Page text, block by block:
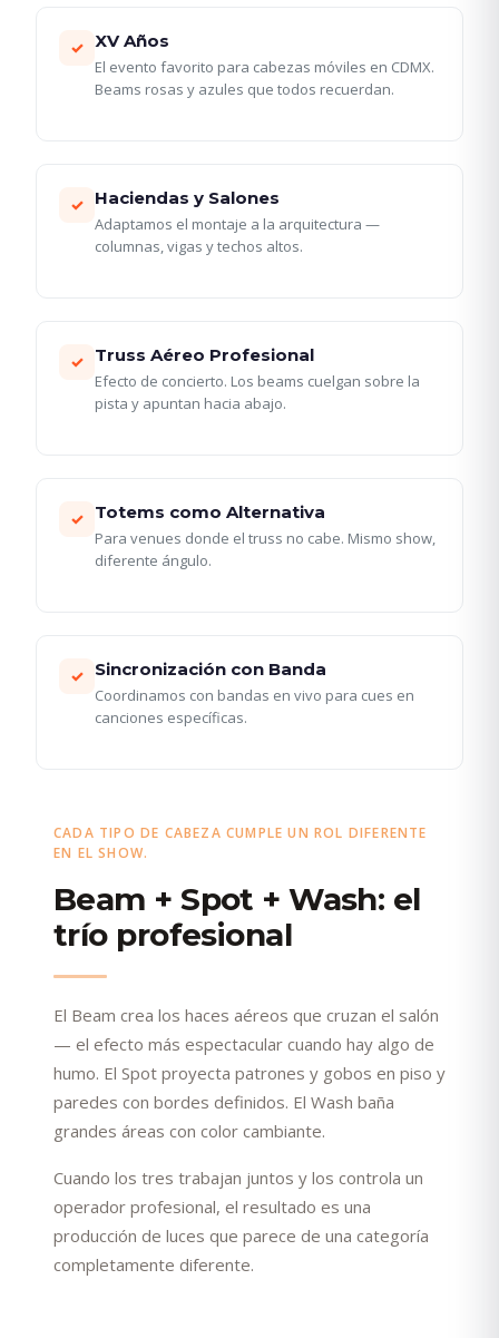
✓ XV Años
El evento favorito para cabezas móviles en CDMX.
Beams rosas y azules que todos recuerdan.
✓ Haciendas y Salones
Adaptamos el montaje a la arquitectura —
columnas, vigas y techos altos.
✓ Truss Aéreo Profesional
Efecto de concierto. Los beams cuelgan sobre la
pista y apuntan hacia abajo.
✓ Totems como Alternativa
Para venues donde el truss no cabe. Mismo show,
diferente ángulo.
✓ Sincronización con Banda
Coordinamos con bandas en vivo para cues en
canciones específicas.
CADA TIPO DE CABEZA CUMPLE UN ROL DIFERENTE
EN EL SHOW.
Beam + Spot + Wash: el
trío profesional
El Beam crea los haces aéreos que cruzan el salón
— el efecto más espectacular cuando hay algo de
humo. El Spot proyecta patrones y gobos en piso y
paredes con bordes definidos. El Wash baña
grandes áreas con color cambiante.
Cuando los tres trabajan juntos y los controla un
operador profesional, el resultado es una
producción de luces que parece de una categoría
completamente diferente.